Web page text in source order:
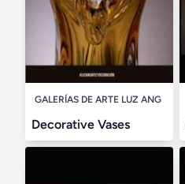
GALERÍAS DE ARTE LUZ ANG
Decorative Vases